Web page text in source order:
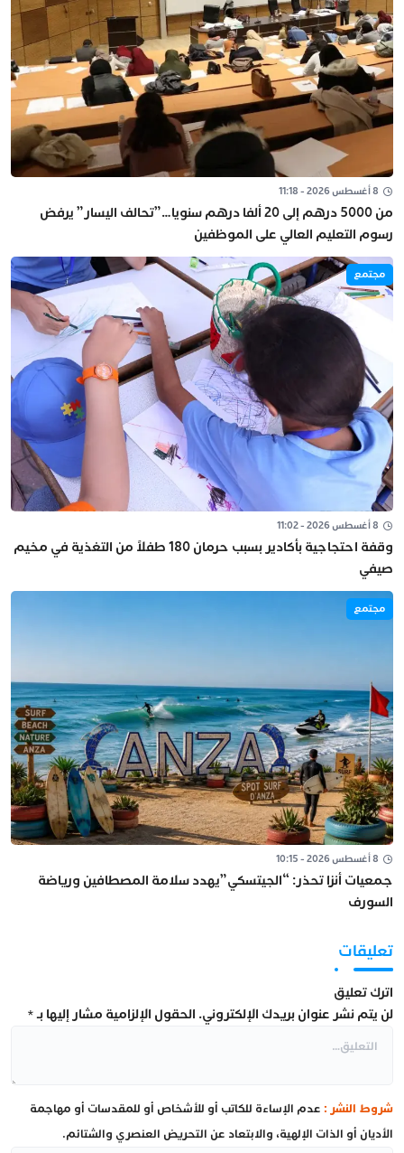
8 أغسطس 2026 - 11:18
من 5000 درهم إلى 20 ألفا درهم سنويا…”تحالف اليسار” يرفض
رسوم التعليم العالي على الموظفين
مجتمع
8 أغسطس 2026 - 11:02
وقفة احتجاجية بأكادير بسبب حرمان 180 طفلاً من التغذية في مخيم
صيفي
مجتمع
8 أغسطس 2026 - 10:15
جمعيات أنزا تحذر: “الجيتسكي”يهدد سلامة المصطافين ورياضة
السورف
تعليقات
اترك تعليق
لن يتم نشر عنوان بريدك الإلكتروني. الحقول الإلزامية مشار إليها بـ*
شروط النشر : عدم الإساءة للكاتب أو للأشخاص أو للمقدسات أو مهاجمة
الأديان أو الذات الإلهية، والابتعاد عن التحريض العنصري والشتائم.